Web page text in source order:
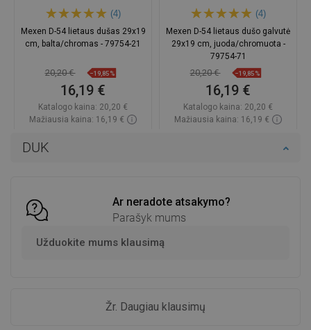
DUK
Ar neradote atsakymo?
Parašyk mums
Užduokite mums klausimą
Žr. Daugiau klausimų
(4)
Mexen D-54 lietaus dušas 29x19
cm, balta/chromas - 79754-21
20,20 € −19,85%
16,19 €
Katalogo kaina: 20,20 €
Mažiausia kaina: 16,19 €
(4)
Mexen D-54 lietaus dušo galvutė
29x19 cm, juoda/chromuota -
79754-71
20,20 € −19,85%
16,19 €
Katalogo kaina: 20,20 €
Mažiausia kaina: 16,19 €